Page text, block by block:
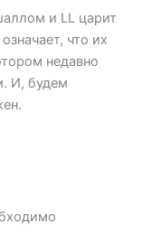
и LL царит
что их
недавно
И, будем